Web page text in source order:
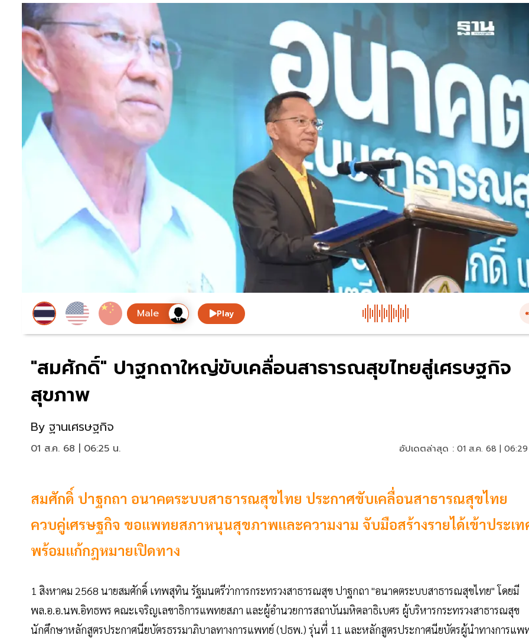
Play
"สมศักดิ์" ปาฐกถาใหญ่ขับเคลื่อนสาธารณสุขไทยสู่เศรษฐกิจ
สุขภาพ
By ฐานเศรษฐกิจ
01 ส.ค. 68 | 06:25 น. อัปเดตล่าสุด : 01 ส.ค. 68 |
สมศักดิ์ ปาฐกถา อนาคตระบบสาธารณสุขไทย ประกาศขับเคลื่อนสาธารณสุขไทย
ควบคู่เศรษฐกิจ ขอแพทยสภาหนุนสุขภาพและความงาม จับมือสร้างรายได้เข้าประเท
พร้อมแก้กฎหมายเปิดทาง
1 สิงหาคม 2568 นายสมศักดิ์ เทพสุทิน รัฐมนตรีว่าการกระทรวงสาธารณสุข ปาฐกถา "อนาคตระบบสาธารณสุขไทย" โดยมี
พล.อ.อ.นพ.อิทธพร คณะเจริญเลขาธิการแพทยสภา และผู้อำนวยการสถาบันมหิตลาธิเบศร ผู้บริหารกระทรวงสาธารณสุข
นักศึกษาหลักสูตรประกาศนียบัตรธรรมาภิบาลทางการแพทย์ (ปธพ.) รุ่นที่ 11 และหลักสูตรประกาศนียบัตรผู้นำทางการแพ